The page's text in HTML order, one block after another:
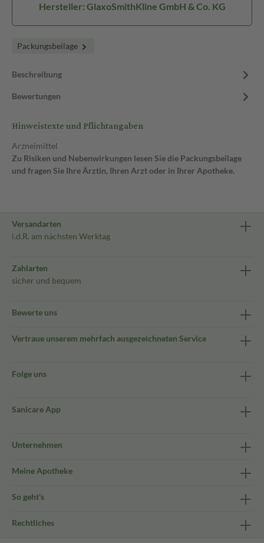
Hersteller: GlaxoSmithKline GmbH & Co. KG
Packungsbeilage
Beschreibung
Bewertungen
Hinweistexte und Pflichtangaben
Arzneimittel
Zu Risiken und Nebenwirkungen lesen Sie die Packungsbeilage
und fragen Sie Ihre Ärztin, Ihren Arzt oder in Ihrer Apotheke.
Versandarten
i.d.R. am nächsten Werktag
Zahlarten
sicher und bequem
Bewerte uns
Vertraue unserem mehrfach ausgezeichneten Service
Folge uns
Sanicare App
Unternehmen
Meine Apotheke
So geht's
Rechtliches